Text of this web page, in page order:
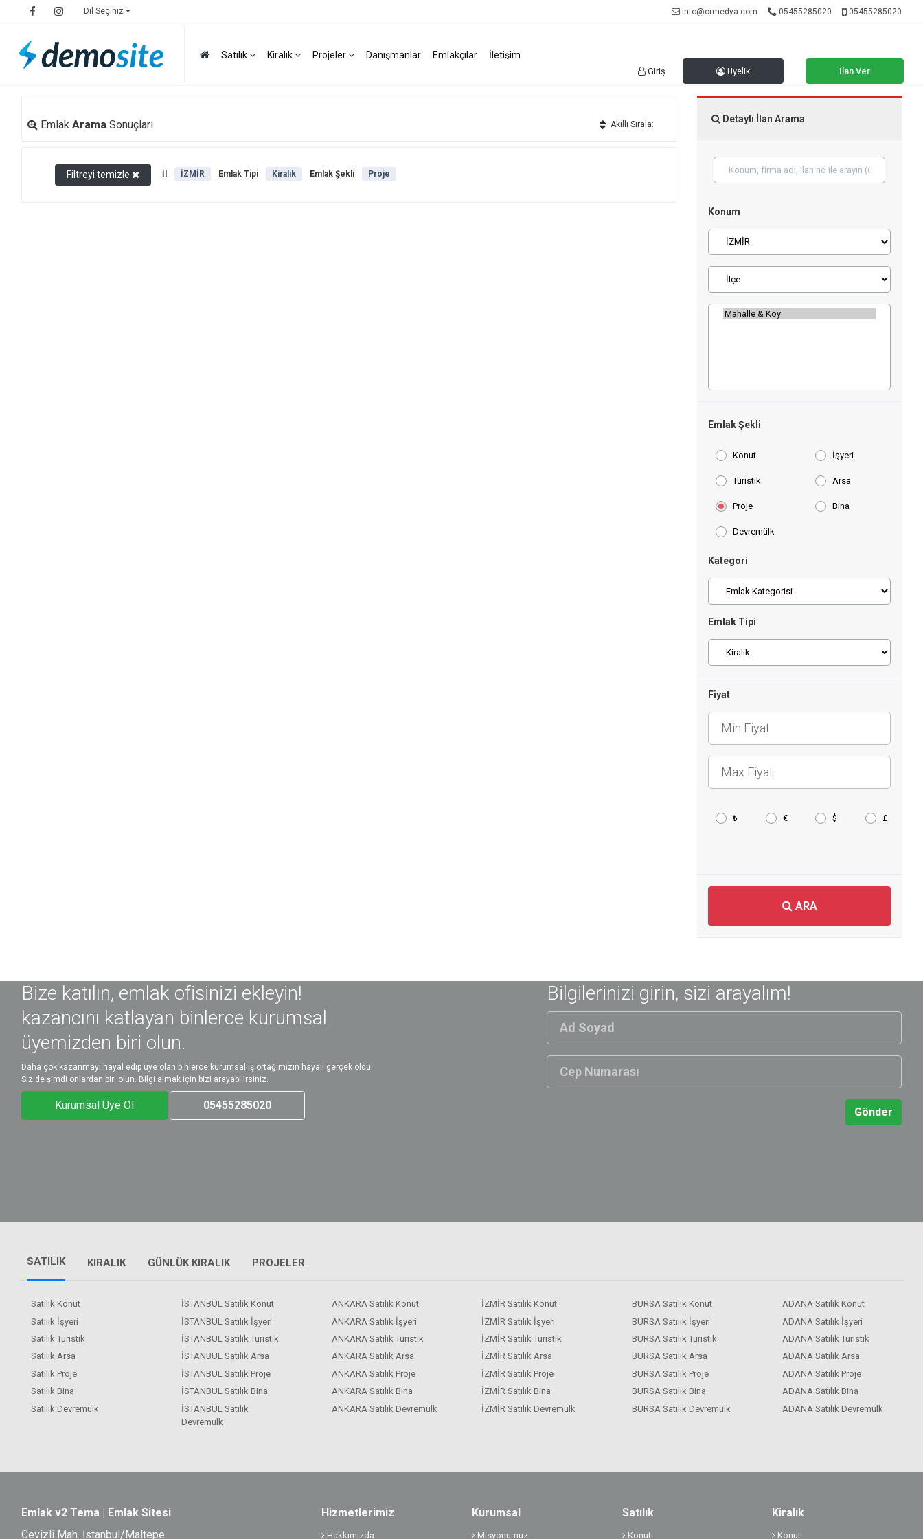
Dil Seçiniz info@crmedya.com 05455285020 05455285020
Giriş Üyelik İlan Ver
Satılık Kiralık Projeler Danışmanlar Emlakçılar İletişim
Detaylı İlan Arama
Konum
Emlak Şekli
Konut İşyeri
Turistik Arsa
Proje Bina
Devremülk
Kategori
Emlak Tipi
Fiyat
₺ € $ £
ARA
Emlak Arama Sonuçları Akıllı Sırala:
Filtreyi temizle İl İZMİR Emlak Tipi Kiralık Emlak Şekli Proje
Bize katılın, emlak ofisinizi ekleyin!
kazancını katlayan binlerce kurumsal
üyemizden biri olun.
Daha çok kazanmayı hayal edip üye olan binlerce kurumsal iş ortağımızın hayali gerçek oldu.
Siz de şimdi onlardan biri olun. Bilgi almak için bizi arayabilirsiniz.
Kurumsal Üye Ol 05455285020
Bilgilerinizi girin, sizi arayalım!
Gönder
SATILIK KIRALIK GÜNLÜK KIRALIK PROJELER
Satılık Konut
Satılık İşyeri
Satılık Turistik
Satılık Arsa
Satılık Proje
Satılık Bina
Satılık Devremülk
İSTANBUL Satılık Konut
İSTANBUL Satılık İşyeri
İSTANBUL Satılık Turistik
İSTANBUL Satılık Arsa
İSTANBUL Satılık Proje
İSTANBUL Satılık Bina
İSTANBUL Satılık
Devremülk
ANKARA Satılık Konut
ANKARA Satılık İşyeri
ANKARA Satılık Turistik
ANKARA Satılık Arsa
ANKARA Satılık Proje
ANKARA Satılık Bina
ANKARA Satılık Devremülk
İZMİR Satılık Konut
İZMİR Satılık İşyeri
İZMİR Satılık Turistik
İZMİR Satılık Arsa
İZMİR Satılık Proje
İZMİR Satılık Bina
İZMİR Satılık Devremülk
BURSA Satılık Konut
BURSA Satılık İşyeri
BURSA Satılık Turistik
BURSA Satılık Arsa
BURSA Satılık Proje
BURSA Satılık Bina
BURSA Satılık Devremülk
ADANA Satılık Konut
ADANA Satılık İşyeri
ADANA Satılık Turistik
ADANA Satılık Arsa
ADANA Satılık Proje
ADANA Satılık Bina
ADANA Satılık Devremülk
Emlak v2 Tema | Emlak Sitesi
Cevizli Mah. İstanbul/Maltepe
Hizmetlerimiz
Hakkımızda
Kurumsal
Misyonumuz
Satılık
Konut
Kiralık
Konut